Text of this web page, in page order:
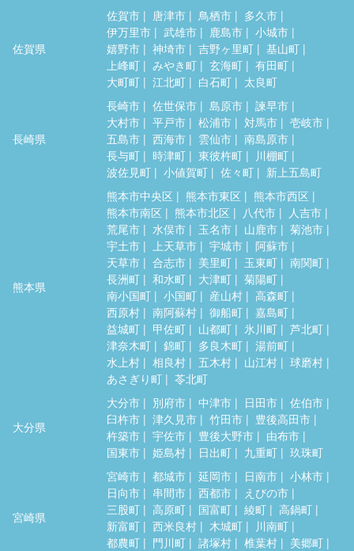
佐賀県
佐賀市 唐津市 鳥栖市
多久市
伊万里市
武雄市 鹿島市
小城市
嬉野市
神埼市 吉野ヶ里町
基山町
上峰町
みやき町 玄海町
有田町
大町町
江北町 白石町 太良町
長崎県
長崎市 佐世保市 島原市
諫早市
大村市
平戸市 松浦市 対馬市
壱岐市
五島市
西海市 雲仙市
南島原市
長与町
時津町 東彼杵町
川棚町
波佐見町
小値賀町 佐々町 新上五島町
熊本県
熊本市中央区 熊本市東区
熊本市西区
熊本市南区
熊本市北区 八代市
人吉市
荒尾市
水俣市 玉名市 山鹿市
菊池市
宇土市
上天草市 宇城市
阿蘇市
天草市
合志市 美里町 玉東町
南関町
長洲町
和水町 大津町
菊陽町
南小国町
小国町 産山村
高森町
西原村
南阿蘇村 御船町
嘉島町
益城町
甲佐町 山都町 氷川町
芦北町
津奈木町
錦町 多良木町
湯前町
水上村
相良村 五木村 山江村
球磨村
あさぎり町
苓北町
大分県
大分市 別府市 中津市 日田市
佐伯市
臼杵市
津久見市 竹田市
豊後高田市
杵築市
宇佐市 豊後大野市
由布市
国東市
姫島村 日出町 九重町 玖珠町
宮崎県
宮崎市 都城市 延岡市 日南市
小林市
日向市
串間市 西都市
えびの市
三股町
高原町 国富町 綾町
高鍋町
新富町
西米良村 木城町
川南町
都農町
門川町 諸塚村 椎葉村
美郷町